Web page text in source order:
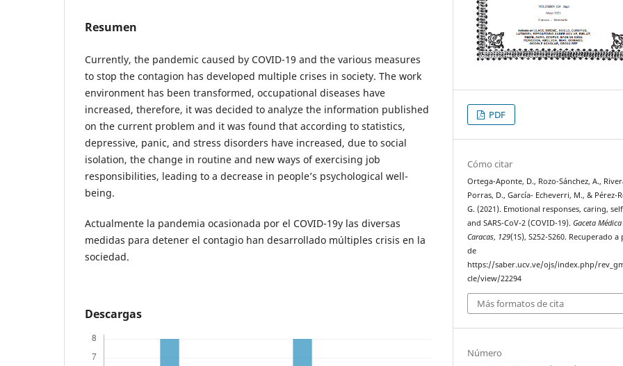
Resumen
Currently, the pandemic caused by COVID-19 and the various measures
to stop the contagion has developed multiple crises in society. The work
environment has been transformed, occupational diseases have
increased, therefore, it was decided to analyze the information published
on the current problem and it was found that according to statistics,
depressive, panic, and stress disorders have increased, due to social
isolation, the change in routine and new ways of exercising job
responsibilities, leading to a decrease in people’s psychological well-
being.
Actualmente la pandemia ocasionada por el COVID-19y las diversas
medidas para detener el contagio han desarrollado múltiples crisis en la
sociedad.
Descargas
PDF
Cómo citar
Ortega-Aponte, D., Rozo-Sánchez, A.,
Porras, D., García- Echeverri, M., & Pérez-
G. (2021). Emotional responses, caring,
and SARS-CoV-2 (COVID-19).Gaceta Médica
Caracas, 129(1S), S252-S260. Recuperado
de
https://saber.ucv.ve/ojs/index.php/
cle/view/22294
Más formatos de cita
Número